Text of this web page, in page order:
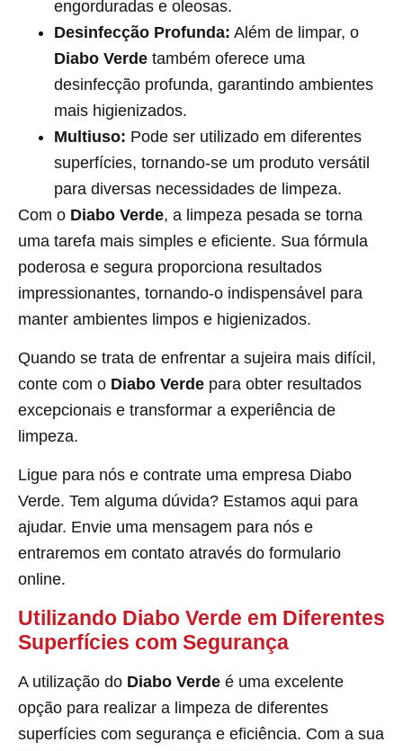
engorduradas e oleosas.
Desinfecção Profunda: Além de limpar, o
Diabo Verde também oferece uma
desinfecção profunda, garantindo ambientes
mais higienizados.
Multiuso: Pode ser utilizado em diferentes
superfícies, tornando-se um produto versátil
para diversas necessidades de limpeza.
Com o Diabo Verde, a limpeza pesada se torna
uma tarefa mais simples e eficiente. Sua fórmula
poderosa e segura proporciona resultados
impressionantes, tornando-o indispensável para
manter ambientes limpos e higienizados.
Quando se trata de enfrentar a sujeira mais difícil,
conte com o Diabo Verde para obter resultados
excepcionais e transformar a experiência de
limpeza.
Ligue para nós e contrate uma empresa Diabo
Verde. Tem alguma dúvida? Estamos aqui para
ajudar. Envie uma mensagem para nós e
entraremos em contato através do formulario
online.
Utilizando Diabo Verde em Diferentes
Superfícies com Segurança
A utilização do Diabo Verde é uma excelente
opção para realizar a limpeza de diferentes
superfícies com segurança e eficiência. Com a sua